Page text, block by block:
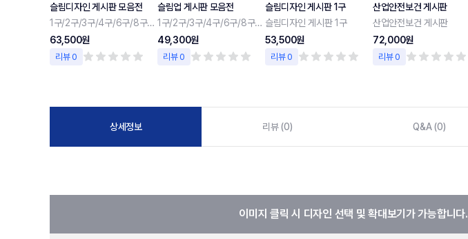
슬림디자인 게시판 모음전
1구/2구/3구/4구/6구/8구/10구
63,500원
리뷰 0
슬림업 게시판 모음전
1구/2구/3구/4구/6구/8구/10구
49,300원
리뷰 0
슬림디자인 게시판 1구
슬림디자인 게시판 1구
53,500원
리뷰 0
산업안전보건 게시판
산업안전보건 게시판
72,000원
리뷰 0
상세정보 리뷰 (0) Q&A (0)
이미지 클릭 시 디자인 선택 및 확대보기가 가능합니다.